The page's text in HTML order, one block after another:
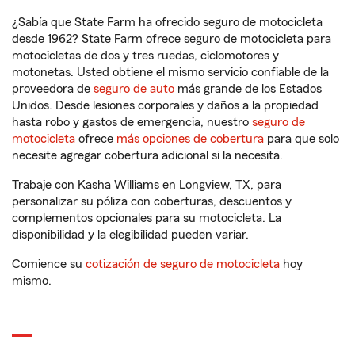
¿Sabía que State Farm ha ofrecido seguro de motocicleta
desde 1962? State Farm ofrece seguro de motocicleta para
motocicletas de dos y tres ruedas, ciclomotores y
motonetas. Usted obtiene el mismo servicio confiable de la
proveedora de seguro de auto más grande de los Estados
Unidos. Desde lesiones corporales y daños a la propiedad
hasta robo y gastos de emergencia, nuestro seguro de
motocicleta ofrece más opciones de cobertura para que solo
necesite agregar cobertura adicional si la necesita.
Trabaje con Kasha Williams en Longview, TX, para
personalizar su póliza con coberturas, descuentos y
complementos opcionales para su motocicleta. La
disponibilidad y la elegibilidad pueden variar.
Comience su cotización de seguro de motocicleta hoy
mismo.